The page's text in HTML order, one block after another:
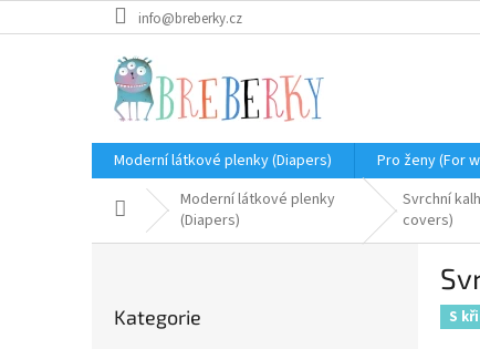
na
info@breberky.cz
Moderní látkové plenky (Diapers) Pro ženy (For
Domů Moderní látkové plenky
(Diapers)
Svrchní
covers)
kategorie
Kategorie S